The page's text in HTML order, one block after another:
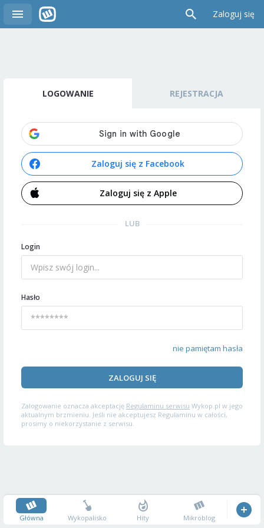
Zaloguj się
LOGOWANIE REJESTRACJA
Zaloguj się z Facebook
Zaloguj się z Apple
LUB
Login
Hasło
nie pamiętam hasła
ZALOGUJ SIĘ
Zalogowanie oznacza akceptację Regulaminu serwisu Wykop.pl w jego
aktualnym brzmieniu. Jeśli nie akceptujesz Regulaminu w całości,
prosimy o niekorzystanie z serwisu.
Główna Wykopalisko Hity Mikroblog